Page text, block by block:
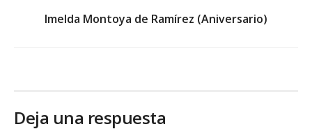
Imelda Montoya de Ramírez (Aniversario)
Deja una respuesta